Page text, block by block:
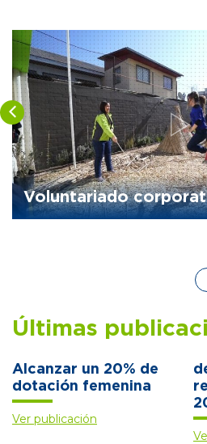
Voluntariado
Últimas
Alcanzar un 20% de
dotación femenina
Ver publicación